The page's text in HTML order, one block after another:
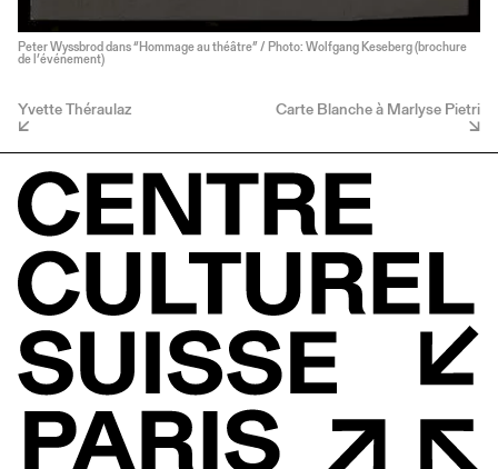
Peter Wyssbrod dans “Hommage au théâtre” / Photo: Wolfgang Keseberg (brochure
de l’événement)
Yvette Théraulaz Carte Blanche à Marlyse Pietri